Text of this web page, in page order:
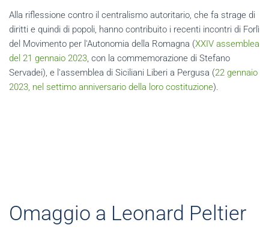
Alla riflessione contro il centralismo autoritario, che fa strage di
diritti e quindi di popoli, hanno contribuito i recenti incontri di Forlì
del Movimento per l'Autonomia della Romagna (XXIV assemblea
del 21 gennaio 2023, con la commemorazione di Stefano
Servadei), e l'assemblea di Siciliani Liberi a Pergusa (22 gennaio
2023, nel settimo anniversario della loro costituzione).
Omaggio a Leonard Peltier